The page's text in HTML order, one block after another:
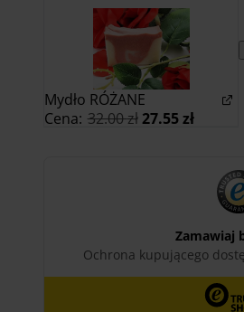
Mydło RÓŻANE
Cena: 32.00zł Pierwotna
27.55złAktualna